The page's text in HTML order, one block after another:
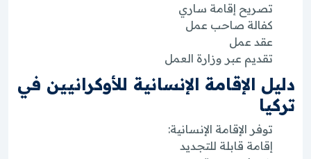
تصريح إقامة ساري
كفالة صاحب عمل
عقد عمل
تقديم عبر وزارة العمل
دليل الإقامة الإنسانية للأوكرانيين في
تركيا
توفر الإقامة الإنسانية:
إقامة قابلة للتجديد